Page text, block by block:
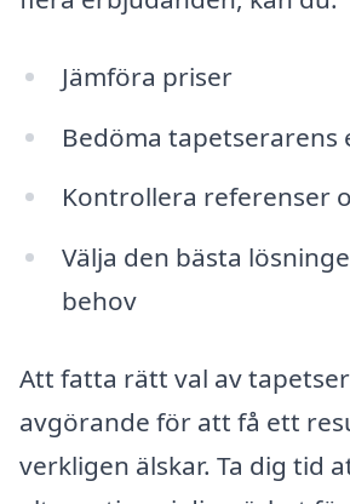
Jämföra priser
Bedöma tapetserarens
Kontrollera referenser
Välja den bästa
behov
Att fatta rätt val av
avgörande för att få ett
verkligen älskar. Ta dig tid